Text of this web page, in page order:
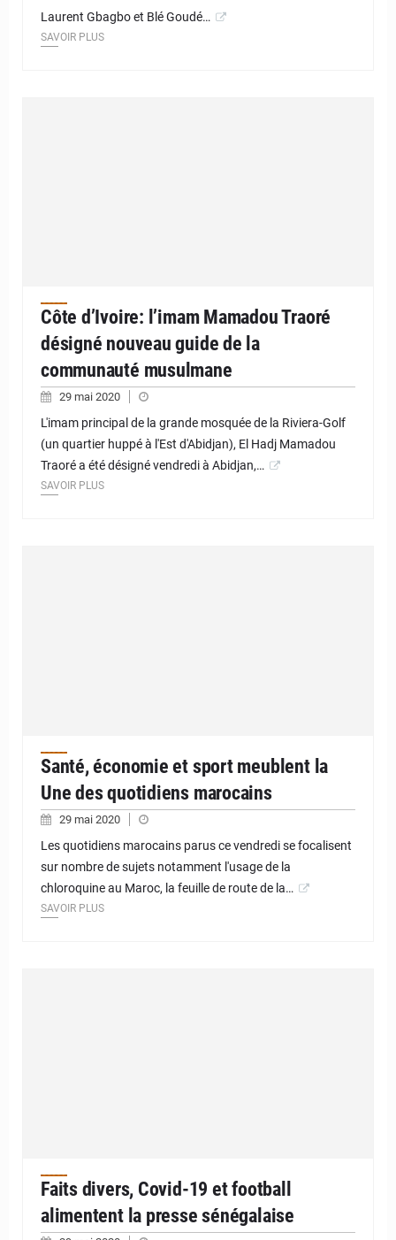
Laurent Gbagbo et Blé Goudé…
SAVOIR PLUS
Côte d’Ivoire: l’imam Mamadou Traoré
désigné nouveau guide de la
communauté musulmane
29 mai 2020
L'imam principal de la grande mosquée de la Riviera-Golf
(un quartier huppé à l'Est d'Abidjan), El Hadj Mamadou
Traoré a été désigné vendredi à Abidjan,…
SAVOIR PLUS
Santé, économie et sport meublent la
Une des quotidiens marocains
29 mai 2020
Les quotidiens marocains parus ce vendredi se focalisent
sur nombre de sujets notamment l'usage de la
chloroquine au Maroc, la feuille de route de la…
SAVOIR PLUS
Faits divers, Covid-19 et football
alimentent la presse sénégalaise